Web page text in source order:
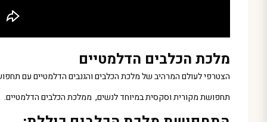
מלכת הכלבים הדלמטיים
הצטרפי לעולם המרהיב של מלכת הכלבים והגנבים הדלמטיים עם
תחפושת מקורית וסקסית במיוחד לנשים, ממלכת הכלבים הדלמטיים.